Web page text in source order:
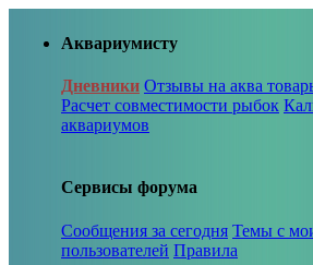
Аквариумисту
Дневники Отзывы на аква
Расчет совместимости рыбок
аквариумов
Сервисы форума
Сообщения за сегодня Темы с
пользователей Правила